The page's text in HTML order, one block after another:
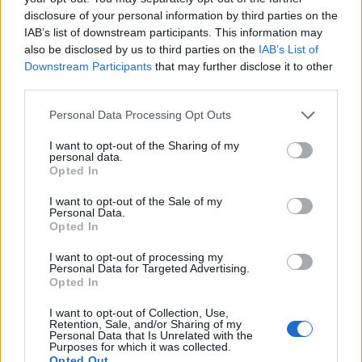
disclosure of your personal information by third parties on the
IAB’s list of downstream participants. This information may
also be disclosed by us to third parties on the IAB’s List of
Downstream Participants that may further disclose it to other
Personal Data Processing Opt Outs
I want to opt-out of the Sharing of my
personal data.
Opted In
I want to opt-out of the Sale of my
Personal Data.
Opted In
I want to opt-out of processing my
Personal Data for Targeted Advertising.
Opted In
I want to opt-out of Collection, Use,
Retention, Sale, and/or Sharing of my
Personal Data that Is Unrelated with the
Purposes for which it was collected.
A rovat további cikkei